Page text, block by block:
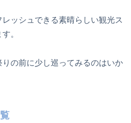
ッシュできる素晴らしい観光ス
。
の前に少し巡ってみるのはいか